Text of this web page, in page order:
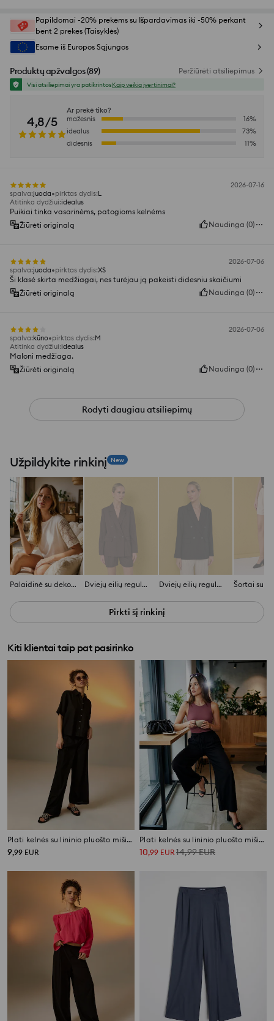
Papildomai -20% prekėms su Išpardavimas iki -50% perkant
bent 2 prekes (Taisyklės)
Esame iš Europos Sąjungos
Produktų apžvalgos(89) Peržiūrėti atsiliepimus
Visi atsiliepimai yra patikrintosKaip veikia įvertinimai?
4,8/5
Ar prekė tiko?
mažesnis
16%
idealus
73%
didesnis
11%
2026-07-16
spalva:juoda pirktas dydis:L
Atitinka dydžiui:idealus
Puikiai tinka vasarinėms, patogioms kelnėms
Žiūrėti originalą
Naudinga (0)
2026-07-06
spalva:juoda pirktas dydis:XS
Ši klasė skirta medžiagai, nes turėjau ją pakeisti didesniu skaičiumi
Žiūrėti originalą
Naudinga (0)
2026-07-06
spalva:kūno pirktas dydis:M
Atitinka dydžiui:idealus
Maloni medžiaga.
Žiūrėti originalą
Naudinga (0)
Rodyti daugiau atsiliepimų
Užpildykite rinkinį New
Palaidinė su dekoratyvinėmis trumpomis crochet rankovėmis Dviejų eilių regular fit viskozinis švarkas su lino mišiniu Dviejų eilių regular fit viskozinis švarkas su lino mišiniu
Pirkti šį rinkinį
Kiti klientai taip pat pasirinko
Plati kelnės su lininio pluošto mišiniu
9,99 EUR
Plati kelnės su lininio pluošto mišiniu
10,99 EUR 14,99EUR